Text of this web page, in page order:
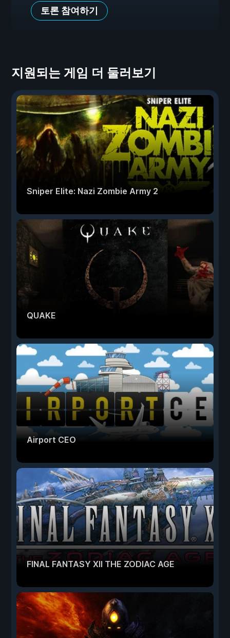
토론 참여하기
지원되는 게임 더 둘러보기
Sniper Elite: Nazi Zombie Army 2
QUAKE
Airport CEO
FINAL FANTASY XII THE ZODIAC AGE